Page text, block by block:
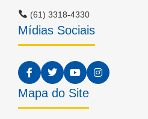
(61) 3318-4330
Mídias Sociais
Mapa do Site